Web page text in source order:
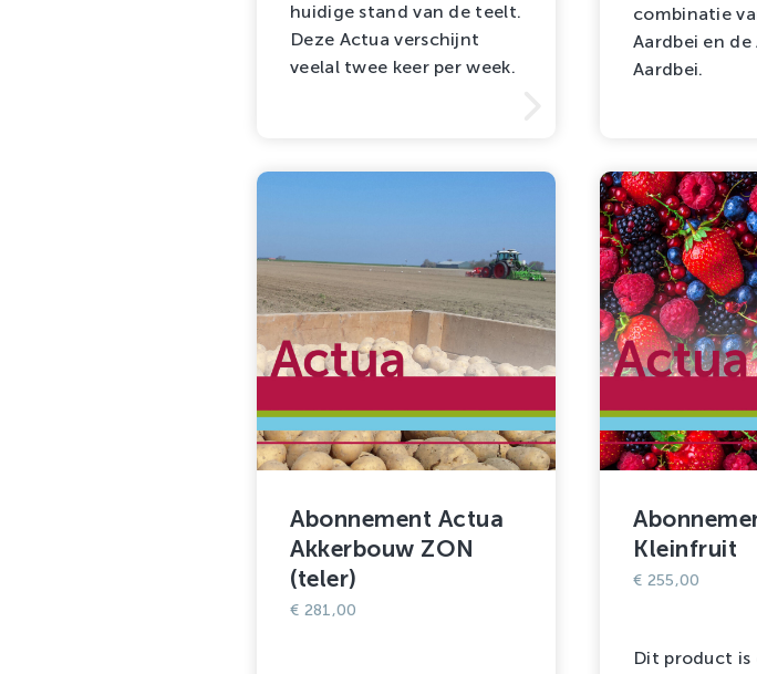
huidige stand van de teelt.
Deze Actua verschijnt
veelal twee keer per week.
combinatie
Aardbei en de
Aardbei.
Abonnement Actua
Akkerbouw ZON
(teler)
€ 281,00
Kleinfruit
€ 255,00
Dit product is